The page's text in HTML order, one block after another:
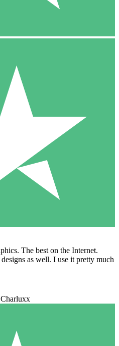
The best on the Internet.
as well. I use it pretty much
Charluxx